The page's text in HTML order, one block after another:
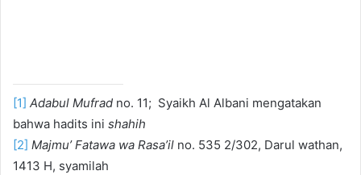
[1] Adabul Mufrad no. 11; Syaikh Al Albani mengatakan
bahwa hadits ini shahih
[2] Majmu’ Fatawa wa Rasa’il no. 535 2/302, Darul wathan,
1413 H, syamilah